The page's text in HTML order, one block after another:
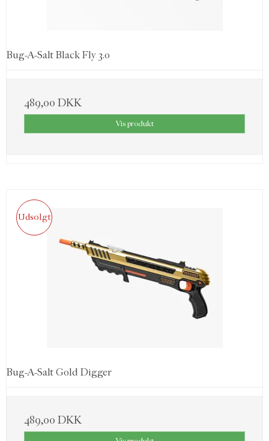
Bug-A-Salt Black Fly 3.0
489,00 DKK
Vis produkt
Udsolgt
Bug-A-Salt Gold Digger
489,00 DKK